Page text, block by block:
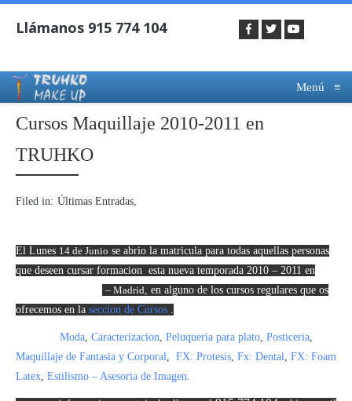
Menú ≡
Cursos Maquillaje 2010-2011 en
TRUHKO
Filed in: Últimas Entradas
El Lunes 14 de Junio se abrio la matricula para todas aquellas personas
que deseen cursar formacion esta nueva temporada 2010 – 2011 en
– Madrid, en alguno de los cursos regulares que os
ofrecemos en la seccion de Cursos .
Moda, Caracterizacion, Peluqueria para plato, Posticeria,
Maquillaje de Fantasia y Corporal, FX: Protesis, Fx: Dental, FX: Foam
Latex, Estilismo – Asesoria de Imagen.